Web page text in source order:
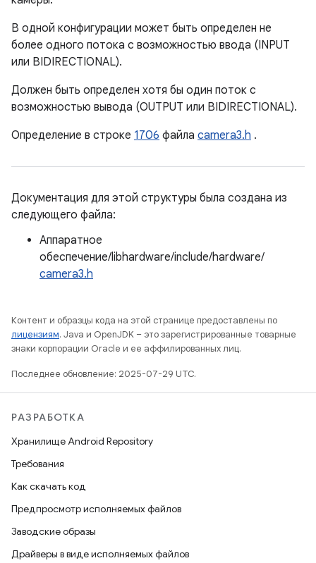
В одной конфигурации может быть определен не
более одного потока с возможностью ввода (INPUT
или BIDIRECTIONAL).
Должен быть определен хотя бы один поток с
возможностью вывода (OUTPUT или BIDIRECTIONAL).
Определение в строке 1706 файла camera3.h .
Документация для этой структуры была создана из
следующего файла:
Аппаратное
обеспечение/libhardware/include/hardware/
camera3.h
Контент и образцы кода на этой странице предоставлены по
лицензиям. Java и OpenJDK – это зарегистрированные товарные
знаки корпорации Oracle и ее аффилированных лиц.
Последнее обновление: 2025-07-29 UTC.
РАЗРАБОТКА
Хранилище Android Repository
Требования
Как скачать код
Предпросмотр исполняемых файлов
Заводские образы
Драйверы в виде исполняемых файлов